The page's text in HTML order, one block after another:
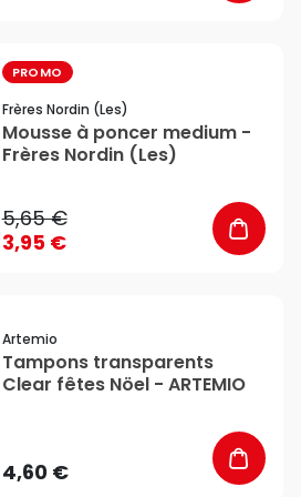
PROMO
Frères Nordin (les)
Mousse à poncer medium -
Frères Nordin (Les)
5,65 €
3,95 €
Artemio
Tampons transparents
Clear fêtes Nöel - ARTEMIO
4,60 €